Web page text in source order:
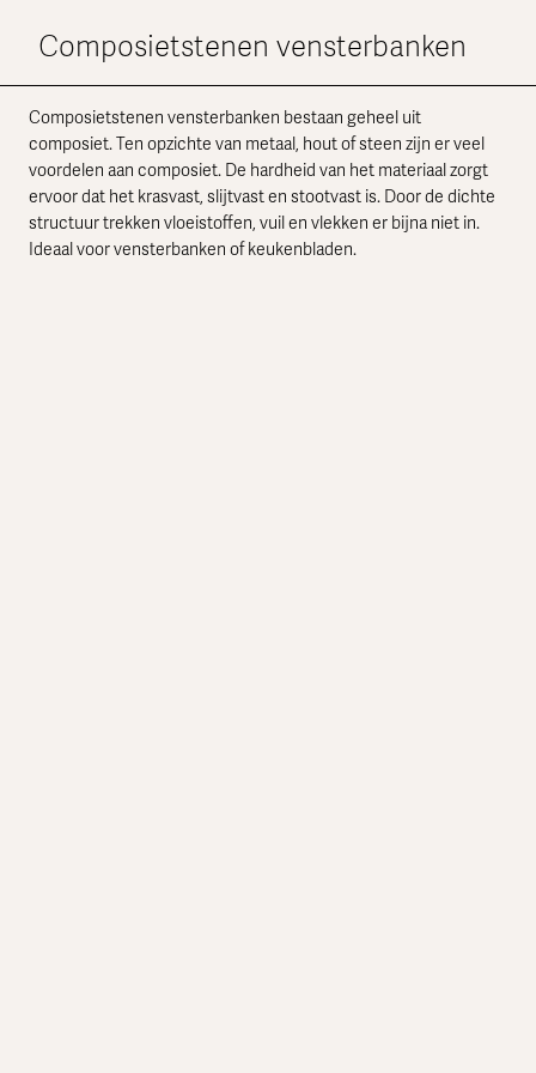
Composietstenen vensterbanken
Composietstenen vensterbanken bestaan geheel uit
composiet. Ten opzichte van metaal, hout of steen zijn er veel
voordelen aan composiet. De hardheid van het materiaal zorgt
ervoor dat het krasvast, slijtvast en stootvast is. Door de dichte
structuur trekken vloeistoffen, vuil en vlekken er bijna niet in.
Ideaal voor vensterbanken of keukenbladen.